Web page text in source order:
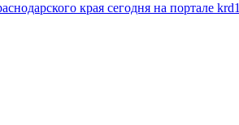
края сегодня на портале krd1